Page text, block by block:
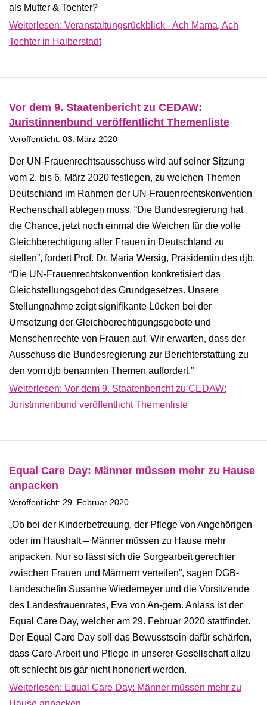
als Mutter & Tochter?
Weiterlesen: Veranstaltungsrückblick - Ach Mama, Ach
Tochter in Halberstadt
Vor dem 9. Staatenbericht zu CEDAW:
Juristinnenbund veröffentlicht Themenliste
Veröffentlicht: 03. März 2020
Der UN-Frauenrechtsausschuss wird auf seiner Sitzung
vom 2. bis 6. März 2020 festlegen, zu welchen Themen
Deutschland im Rahmen der UN-Frauenrechtskonvention
Rechenschaft ablegen muss. “Die Bundesregierung hat
die Chance, jetzt noch einmal die Weichen für die volle
Gleichberechtigung aller Frauen in Deutschland zu
stellen”, fordert Prof. Dr. Maria Wersig, Präsidentin des djb.
“Die UN-Frauenrechtskonvention konkretisiert das
Gleichstellungsgebot des Grundgesetzes. Unsere
Stellungnahme zeigt signifikante Lücken bei der
Umsetzung der Gleichberechtigungsgebote und
Menschenrechte von Frauen auf. Wir erwarten, dass der
Ausschuss die Bundesregierung zur Berichterstattung zu
den vom djb benannten Themen auffordert.”
Weiterlesen: Vor dem 9. Staatenbericht zu CEDAW:
Juristinnenbund veröffentlicht Themenliste
Equal Care Day: Männer müssen mehr zu Hause
anpacken
Veröffentlicht: 29. Februar 2020
„Ob bei der Kinderbetreuung, der Pflege von Angehörigen
oder im Haushalt – Männer müssen zu Hause mehr
anpacken. Nur so lässt sich die Sorgearbeit gerechter
zwischen Frauen und Männern verteilen”, sagen DGB-
Landeschefin Susanne Wiedemeyer und die Vorsitzende
des Landesfrauenrates, Eva von An-gern. Anlass ist der
Equal Care Day, welcher am 29. Februar 2020 stattfindet.
Der Equal Care Day soll das Bewusstsein dafür schärfen,
dass Care-Arbeit und Pflege in unserer Gesellschaft allzu
oft schlecht bis gar nicht honoriert werden.
Weiterlesen: Equal Care Day: Männer müssen mehr zu